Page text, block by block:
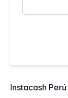
Instacash Perú